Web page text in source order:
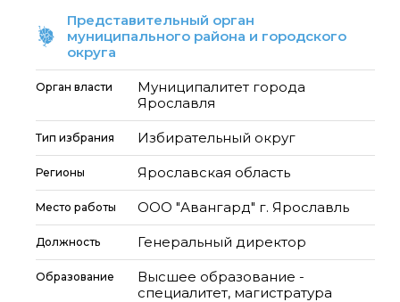
Представительный орган
муниципального района и городского
округа
Орган власти
Муниципалитет города
Ярославля
Тип избрания Избирательный округ
Регионы Ярославская область
Место работы ООО "Авангард" г. Ярославль
Должность Генеральный директор
Образование
Высшее образование -
специалитет, магистратура